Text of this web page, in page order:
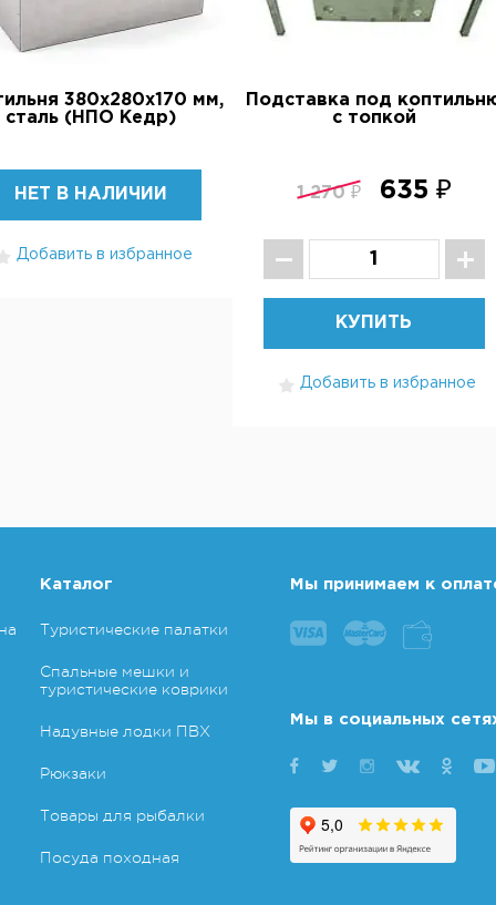
380х280х170 мм,
сталь (НПО Кедр)
НЕТ В НАЛИЧИИ
Добавить в избранное
Подставка под
с топкой
1 270 ₽ 635 ₽
КУПИТЬ
Добавить в избранное
Каталог
Туристические палатки
Спальные мешки и
туристические коврики
Надувные лодки ПВХ
Рюкзаки
Товары для рыбалки
Посуда походная
Мы принимаем к
Мы в социальных